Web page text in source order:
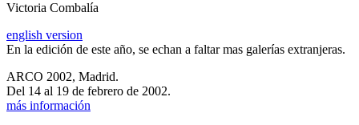
Victoria Combalía
english version
En la edición de este año, se echan a faltar mas galerías extranjeras.
ARCO 2002, Madrid.
Del 14 al 19 de febrero de 2002.
más información